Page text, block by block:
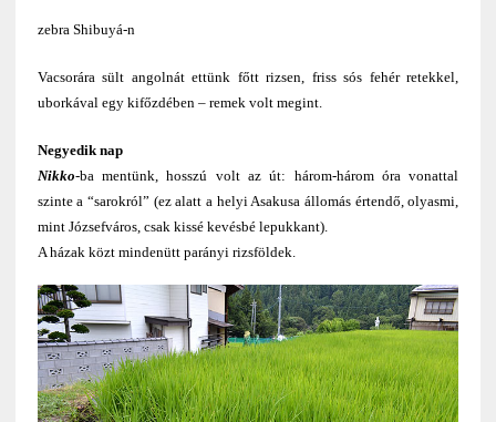
zebra Shibuyá-n
Vacsorára sült angolnát ettünk főtt rizsen, friss sós fehér retekkel,
uborkával egy kifőzdében – remek volt megint.
Negyedik nap
Nikko-ba mentünk, hosszú volt az út: három-három óra vonattal
szinte a “sarokról” (ez alatt a helyi Asakusa állomás értendő, olyasmi,
mint Józsefváros, csak kissé kevésbé lepukkant).
A házak közt mindenütt parányi rizsföldek.